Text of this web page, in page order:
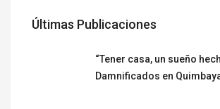
Últimas Publicaciones
“Tener casa, un sueño
Damnificados en